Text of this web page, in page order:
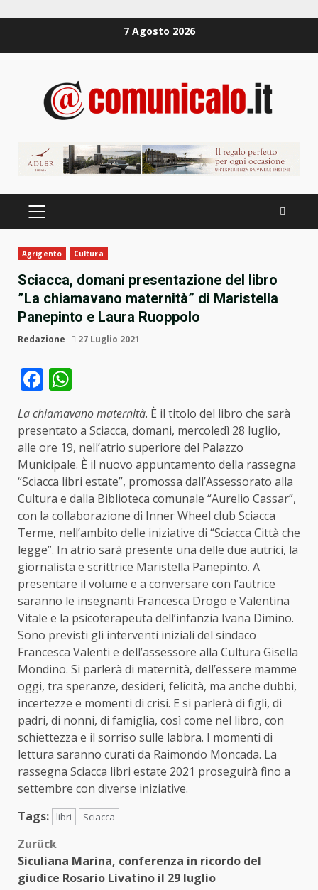
7 Agosto 2026
PRIMÄRES
MENÜ
Agrigento Cultura
Sciacca, domani presentazione del libro
”La chiamavano maternità” di Maristella
Panepinto e Laura Ruoppolo
Redazione 27 Luglio 2021
Facebook
La chiamavano maternità. È il titolo del libro che sarà
presentato a Sciacca, domani, mercoledì 28 luglio,
alle ore 19, nell’atrio superiore del Palazzo
Municipale. È il nuovo appuntamento della rassegna
“Sciacca libri estate”, promossa dall’Assessorato alla
Cultura e dalla Biblioteca comunale “Aurelio Cassar”,
con la collaborazione di Inner Wheel club Sciacca
Terme, nell’ambito delle iniziative di “Sciacca Città che
legge”. In atrio sarà presente una delle due autrici, la
giornalista e scrittrice Maristella Panepinto. A
presentare il volume e a conversare con l’autrice
saranno le insegnanti Francesca Drogo e Valentina
Vitale e la psicoterapeuta dell’infanzia Ivana Dimino.
Sono previsti gli interventi iniziali del sindaco
Francesca Valenti e dell’assessore alla Cultura Gisella
Mondino. Si parlerà di maternità, dell’essere mamme
oggi, tra speranze, desideri, felicità, ma anche dubbi,
incertezze e momenti di crisi. E si parlerà di figli, di
padri, di nonni, di famiglia, così come nel libro, con
schiettezza e il sorriso sulle labbra. I momenti di
lettura saranno curati da Raimondo Moncada. La
rassegna Sciacca libri estate 2021 proseguirà fino a
settembre con diverse iniziative.
Tags:
libri Sciacca
Beitragsnavigation
Zurück
Siculiana Marina, conferenza in ricordo del
giudice Rosario Livatino il 29 luglio